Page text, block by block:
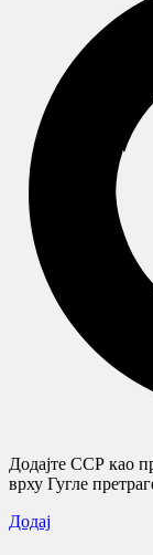
Додајте ССР као
врху Гугле
Додај